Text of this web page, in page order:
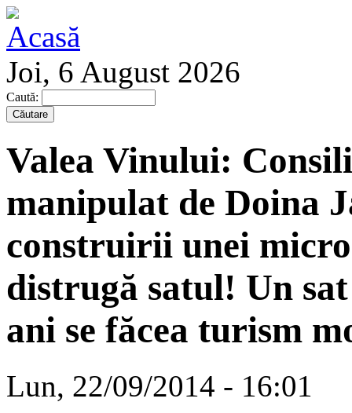
Joi, 6 August 2026
Caută:
Valea Vinului:
manipulat de Doina
construirii unei
distrugă satul! Un
ani se făcea turism
Lun, 22/09/2014 - 16:01